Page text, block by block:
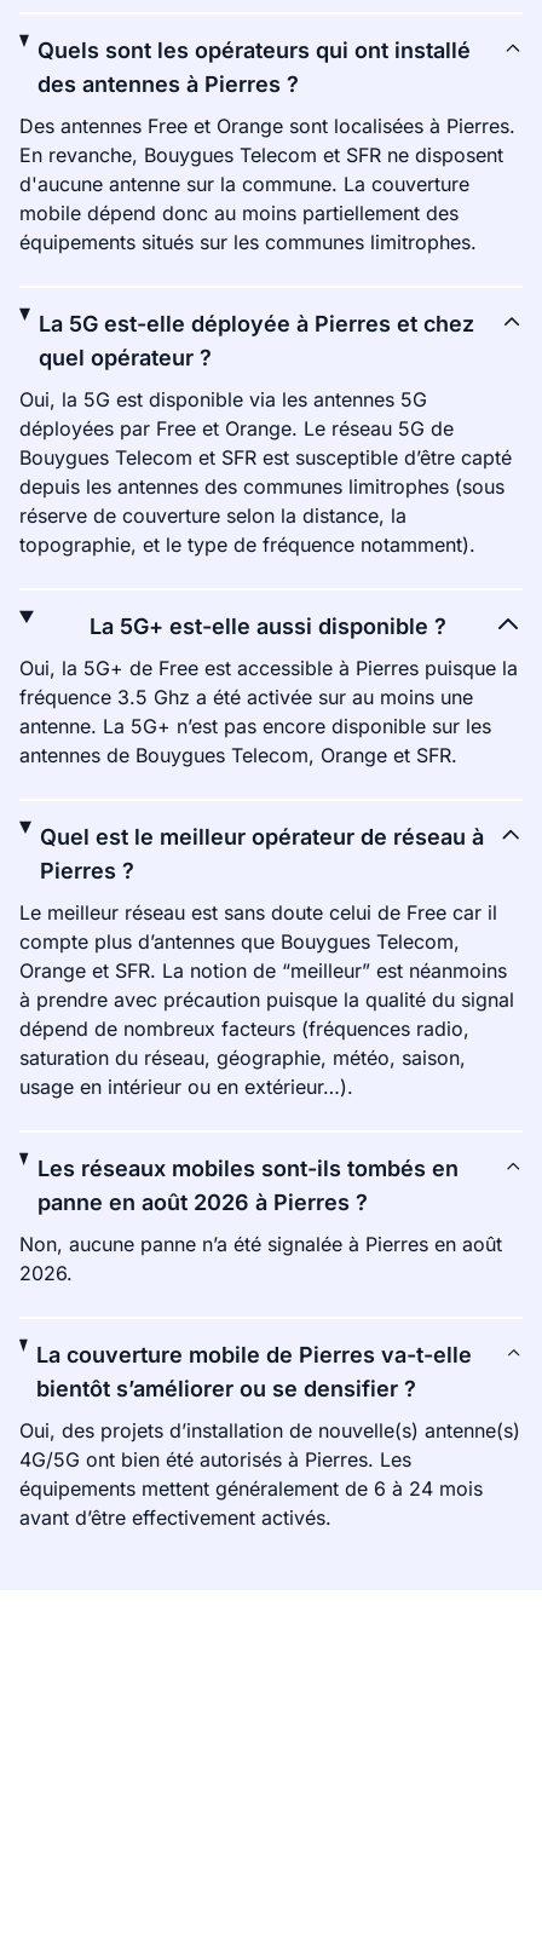
Quels sont les opérateurs qui ont installé
des antennes à Pierres ?
Des antennes Free et Orange sont localisées à Pierres.
En revanche, Bouygues Telecom et SFR ne disposent
d'aucune antenne sur la commune. La couverture
mobile dépend donc au moins partiellement des
équipements situés sur les communes limitrophes.
La 5G est-elle déployée à Pierres et chez
quel opérateur ?
Oui, la 5G est disponible via les antennes 5G
déployées par Free et Orange. Le réseau 5G de
Bouygues Telecom et SFR est susceptible d’être capté
depuis les antennes des communes limitrophes (sous
réserve de couverture selon la distance, la
topographie, et le type de fréquence notamment).
La 5G+ est-elle aussi disponible ?
Oui, la 5G+ de Free est accessible à Pierres puisque la
fréquence 3.5 Ghz a été activée sur au moins une
antenne. La 5G+ n’est pas encore disponible sur les
antennes de Bouygues Telecom, Orange et SFR.
Quel est le meilleur opérateur de réseau à
Pierres ?
Le meilleur réseau est sans doute celui de Free car il
compte plus d’antennes que Bouygues Telecom,
Orange et SFR. La notion de “meilleur” est néanmoins
à prendre avec précaution puisque la qualité du signal
dépend de nombreux facteurs (fréquences radio,
saturation du réseau, géographie, météo, saison,
usage en intérieur ou en extérieur…).
Les réseaux mobiles sont-ils tombés en
panne en août 2026 à Pierres ?
Non, aucune panne n’a été signalée à Pierres en août
2026.
La couverture mobile de Pierres va-t-elle
bientôt s’améliorer ou se densifier ?
Oui, des projets d’installation de nouvelle(s) antenne(s)
4G/5G ont bien été autorisés à Pierres. Les
équipements mettent généralement de 6 à 24 mois
avant d’être effectivement activés.